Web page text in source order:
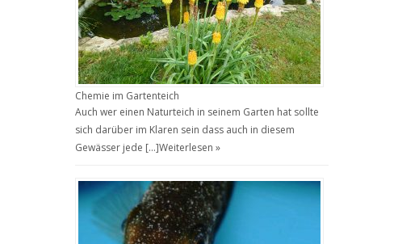
Chemie im Gartenteich
Auch wer einen Naturteich in seinem Garten hat sollte
sich darüber im Klaren sein dass auch in diesem
Gewässer jede […]Weiterlesen »